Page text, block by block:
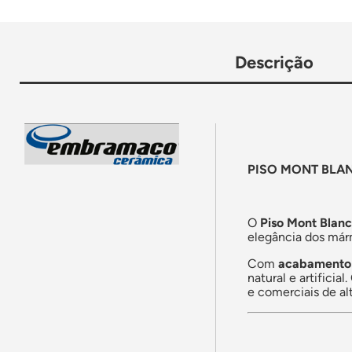
Descrição
PISO MONT
O Piso Mont
elegância dos
Com
natural e artificial.
e comerciais de